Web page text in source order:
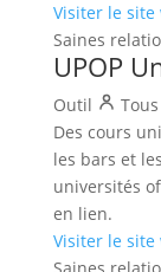
Visiter le
Saines
UPOP
Outil Tous
Des cours
les bars et
universités
en lien.
Visiter le